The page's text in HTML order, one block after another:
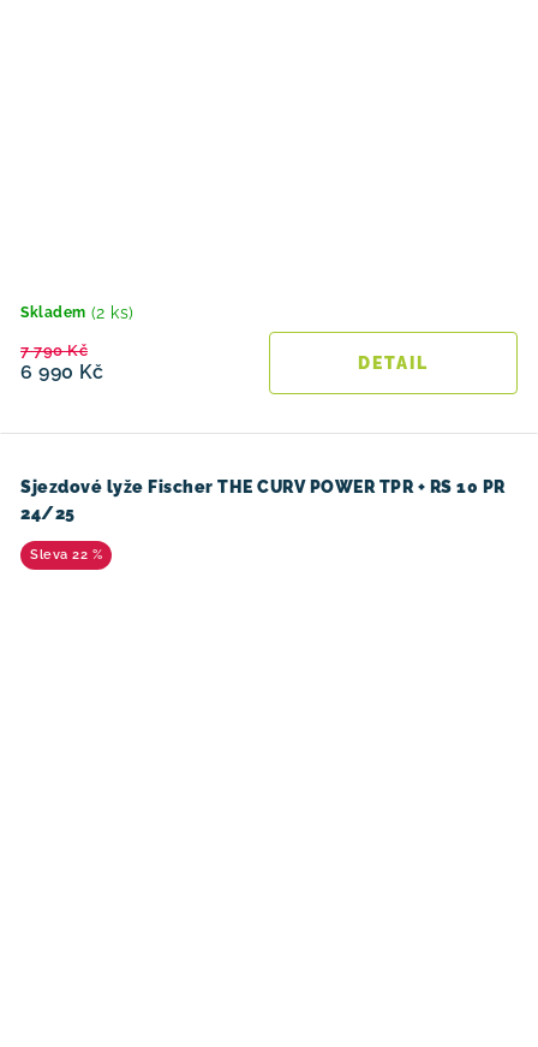
Skladem (2 ks)
6 990 Kč
7 790 Kč
Sjezdové lyže Fischer THE CURV POWER TPR + RS 10 PR
24/25
22 %